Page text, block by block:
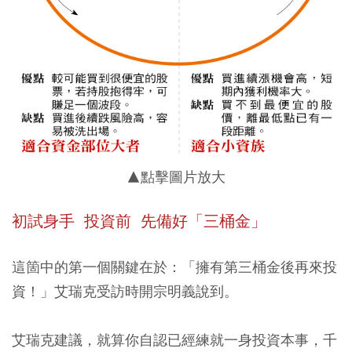
▲點擊圖片放大
初試身手 投資前 先備好「三桶金」
這箇中的第一個關鍵在於：「擁有第三桶金後再來投
資！」艾瑞克受訪時開宗明義說到。
艾瑞克建議，就算你自認已經練就一身投資本事，千